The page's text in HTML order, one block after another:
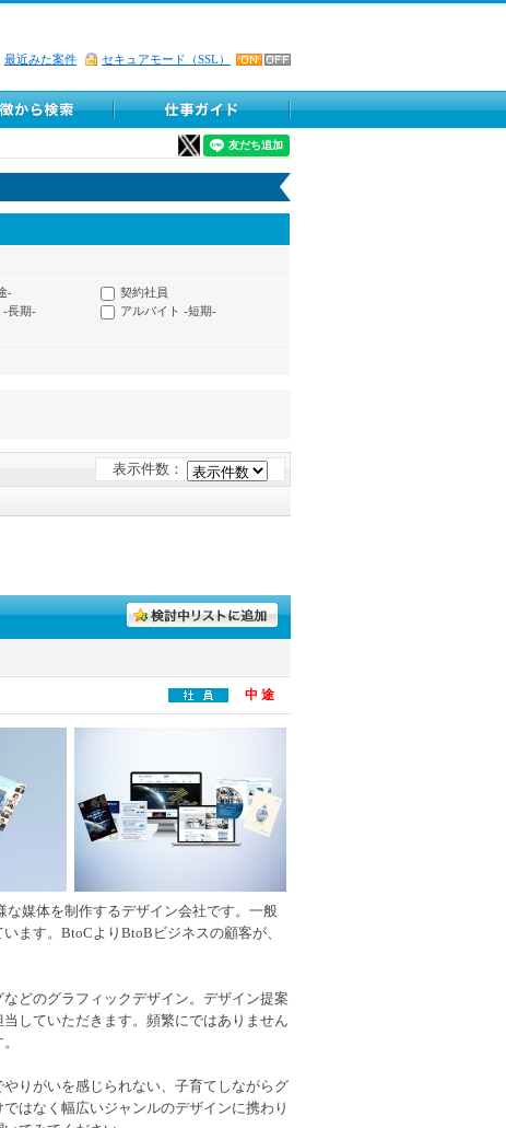
最近みた案件 セキュアモード（SSL）
-
契約社員
-長期-
アルバイト -短期-
表示件数：
中 途
媒体を制作するデザイン会社です。一般
ます。BtoCよりBtoBビジネスの顧客が、
どのグラフィックデザイン。デザイン提案
していただきます。頻繁にではありません
りがいを感じられない、子育てしながらグ
はなく幅広いジャンルのデザインに携わり